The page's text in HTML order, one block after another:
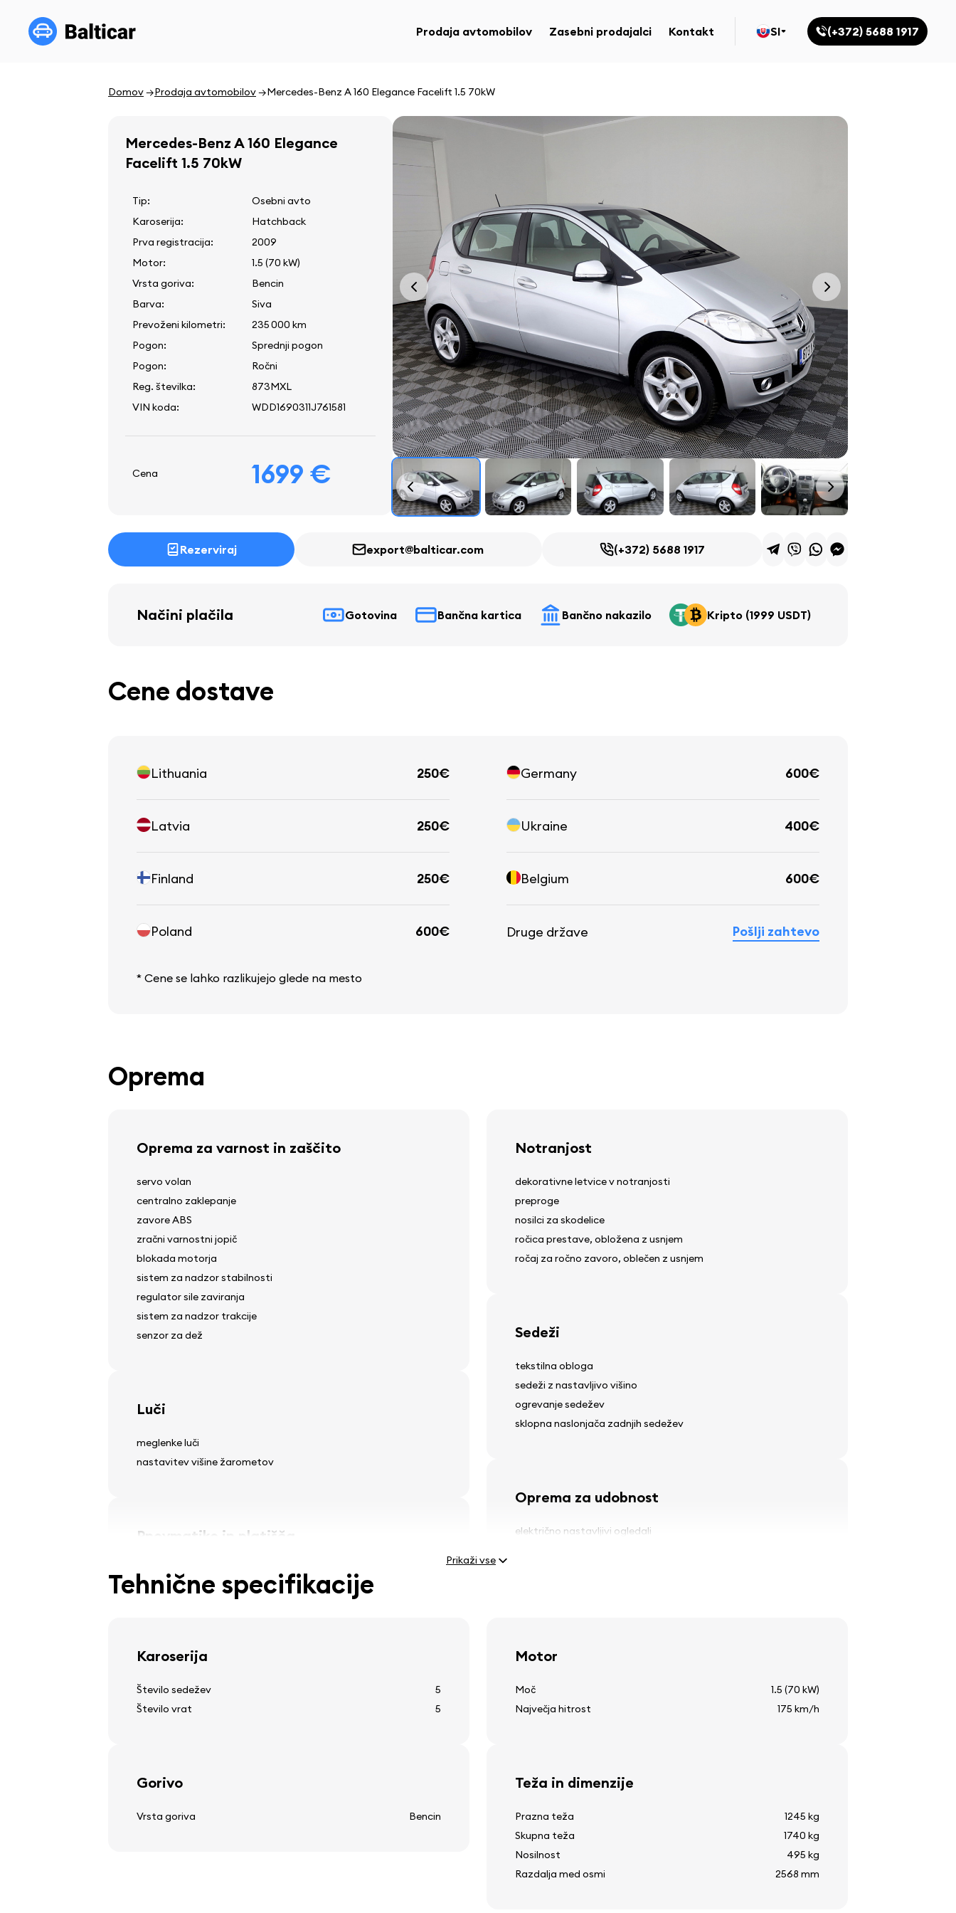
Prodaja avtomobilov Zasebni prodajalci Kontakt SI (+372) 5688 1917
Domov Prodaja avtomobilov Mercedes-Benz A 160 Elegance Facelift 1.5 70kW
Mercedes-Benz A 160 Elegance
Facelift 1.5 70kW
Tip:
Osebni avto
Karoserija:
Hatchback
Prva registracija:
2009
Motor:
1.5 (70 kW)
Vrsta goriva:
Bencin
Barva:
Siva
Prevoženi kilometri:
235 000 km
Pogon:
Sprednji pogon
Pogon:
Ročni
Reg. številka:
873MXL
VIN koda:
WDD1690311J761581
Cena 1699 €
Rezerviraj export@balticar.com (+372) 5688 1917
Načini plačila Gotovina Bančna kartica Bančno nakazilo Kripto (1999 USDT)
Cene dostave
Lithuania 250€
Latvia 250€
Finland 250€
Poland 600€
Germany 600€
Ukraine 400€
Belgium 600€
Druge države Pošlji zahtevo
* Cene se lahko razlikujejo glede na mesto
Oprema
Oprema za varnost in zaščito
servo volan
centralno zaklepanje
zavore ABS
zračni varnostni jopič
blokada motorja
sistem za nadzor stabilnosti
regulator sile zaviranja
sistem za nadzor trakcije
senzor za dež
Luči
meglenke luči
nastavitev višine žarometov
Pnevmatike in platišča
večfunkcijski volan
zvočniki
Notranjost
dekorativne letvice v notranjosti
preproge
nosilci za skodelice
ročica prestave, obložena z usnjem
ročaj za ročno zavoro, oblečen z usnjem
Sedeži
tekstilna obloga
sedeži z nastavljivo višino
ogrevanje sedežev
sklopna naslonjača zadnjih sedežev
Oprema za udobnost
električno nastavljivi ogledali
ogrevanje zadnjega stekla
prikaz zunanje temperature
Prikaži vse
Tehnične specifikacije
Karoserija
Število sedežev
5
Število vrat
5
Gorivo
Vrsta goriva Bencin
Motor
Moč
1.5 (70 kW)
Največja hitrost
175 km/h
Teža in dimenzije
Prazna teža
1245 kg
Skupna teža
1740 kg
Nosilnost
495 kg
Razdalja med osmi
2568 mm